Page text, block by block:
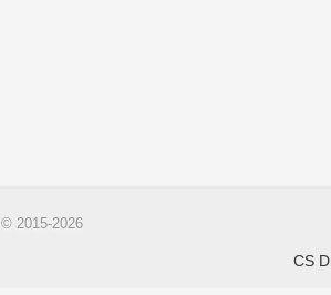
© 2015-2026
CS